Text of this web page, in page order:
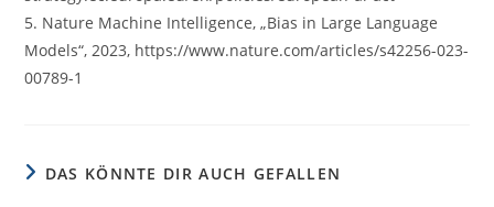
5. Nature Machine Intelligence, „Bias in Large Language
Models“, 2023, https://www.nature.com/articles/s42256-023-
00789-1
DAS KÖNNTE DIR AUCH GEFALLEN